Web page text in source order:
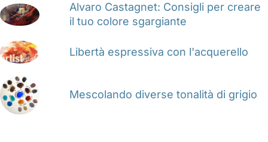
Alvaro Castagnet: Consigli per creare
il tuo colore sgargiante
Libertà espressiva con l'acquerello
Mescolando diverse tonalità di grigio